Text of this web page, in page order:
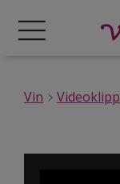
Vin Videoklipp